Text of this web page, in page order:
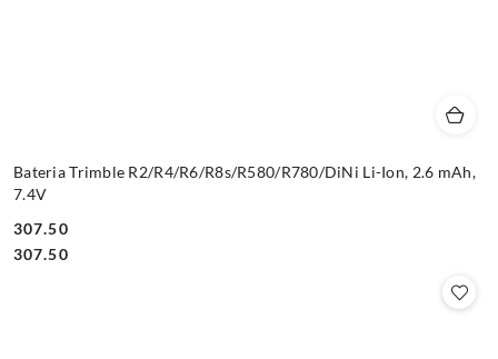
Bateria Trimble R2/R4/R6/R8s/R580/R780/DiNi Li-Ion, 2.6 mAh,
7.4V
Cena:
307.50
Cena:
307.50